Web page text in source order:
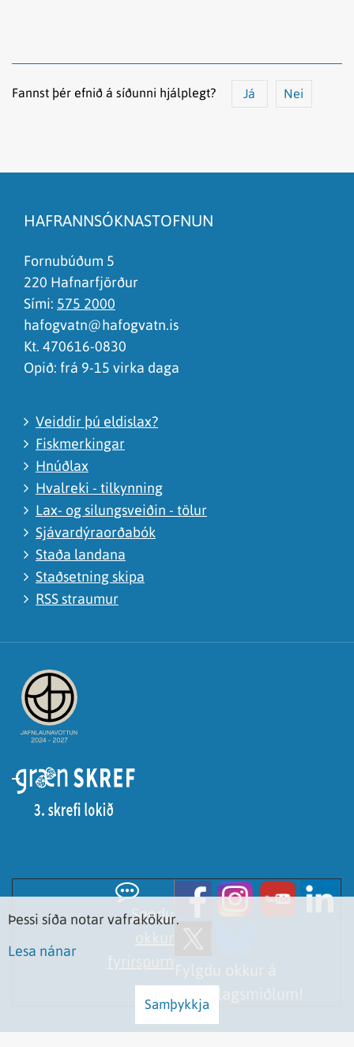
Fannst þér efnið á síðunni hjálplegt? Já Nei
Það er of mikið efni á síðunni
Ég skil ekki efnið, finnst það of flókið
HAFRANNSÓKNASTOFNUN
Fornubúðum 5
220 Hafnarfjörður
Sími: 575 2000
hafogvatn@hafogvatn.is
Kt. 470616-0830
Opið: frá 9-15 virka daga
Veiddir þú eldislax?
Fiskmerkingar
Hnúðlax
Hvalreki - tilkynning
Lax- og silungsveiðin - tölur
Sjávardýraorðabók
Staða landana
Staðsetning skipa
RSS straumur
Sendu
Þessi síða notar vafrakökur.
Lesa nánar
Samþykkja